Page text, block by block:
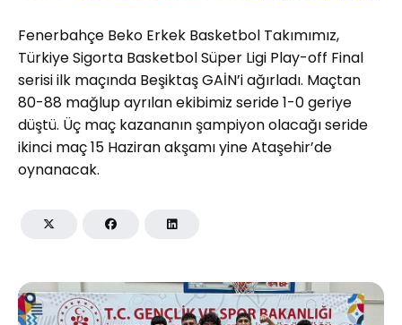
Fenerbahçe Beko Erkek Basketbol Takımımız,
Türkiye Sigorta Basketbol Süper Ligi Play-off Final
serisi ilk maçında Beşiktaş GAİN’i ağırladı. Maçtan
80-88 mağlup ayrılan ekibimiz seride 1-0 geriye
düştü. Üç maç kazananın şampiyon olacağı seride
ikinci maç 15 Haziran akşamı yine Ataşehir’de
oynanacak.